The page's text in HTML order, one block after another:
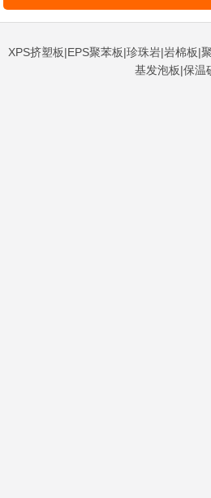
XPS挤塑板|EPS聚苯板|珍珠岩|岩棉板|
基发泡板|保温